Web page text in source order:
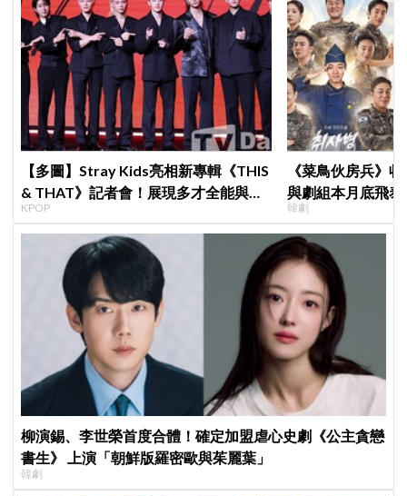
【多圖】Stray Kids亮相新專輯《THIS
& THAT》記者會！展現多才全能與滿
滿自信，預告「以熱治熱」炸裂夏日音
樂圈
KPOP
《菜鳥伙房兵》
與劇組本月底飛
行，慶祝亮眼成績
韓劇
柳演錫、李世榮首度合體！確定加盟虐心史劇《公主貪戀
書生》 上演「朝鮮版羅密歐與茱麗葉」
韓劇